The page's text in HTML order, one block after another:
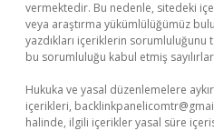
vermektedir. Bu nedenle, sitedeki
veya araştırma yükümlülüğümüz
yazdıkları içeriklerin sorumluluğunu
bu sorumluluğu kabul etmiş
Hukuka ve yasal düzenlemelere
içerikleri,
halinde, ilgili içerikler yasal süre